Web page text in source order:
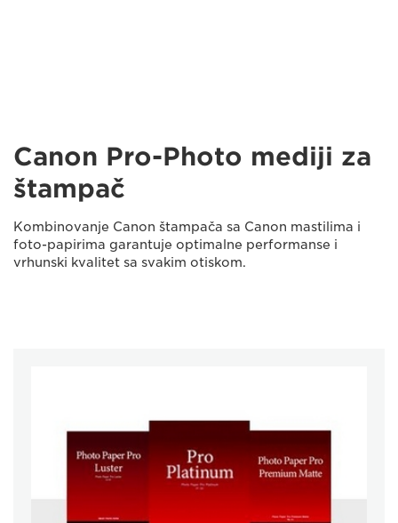
Canon Pro-Photo mediji za
štampač
Kombinovanje Canon štampača sa Canon mastilima i
foto-papirima garantuje optimalne performanse i
vrhunski kvalitet sa svakim otiskom.